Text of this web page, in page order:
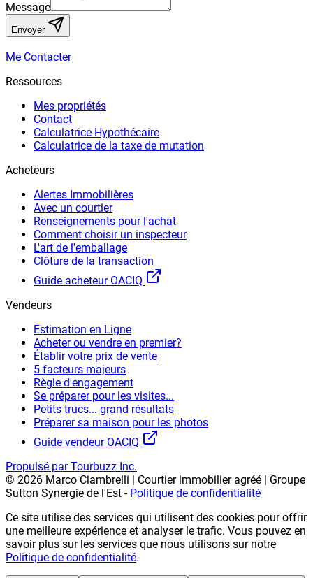
Message
Envoyer
Me Contacter
Ressources
Mes propriétés
Contact
Calculatrice Hypothécaire
Calculatrice de la taxe de mutation
Acheteurs
Alertes Immobilières
Avec un courtier
Renseignements pour l'achat
Comment choisir un inspecteur
L'art de l'emballage
Clôture de la transaction
Guide acheteur OACIQ
Vendeurs
Estimation en Ligne
Acheter ou vendre en premier?
Établir votre prix de vente
5 facteurs majeurs
Règle d'engagement
Se préparer pour les visites...
Petits trucs... grand résultats
Préparer sa maison pour les photos
Guide vendeur OACIQ
Propulsé par Tourbuzz Inc.
© 2026 Marco Ciambrelli | Courtier immobilier agréé | Groupe
Sutton Synergie de l'Est - Politique de confidentialité
Ce site utilise des services qui utilisent des cookies pour offrir
une meilleure expérience et analyser le trafic. Vous pouvez en
savoir plus sur les services que nous utilisons sur notre
Politique de confidentialité.